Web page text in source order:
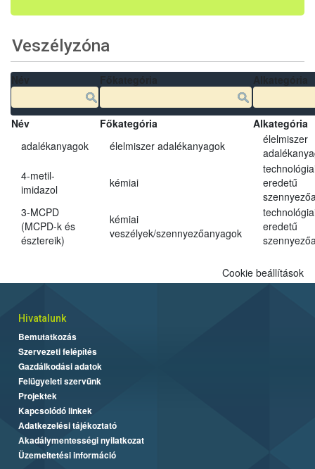
Veszélyzóna
Név Főkategória
Alkategória
adalékanyagok
élelmiszer adalékanyagok
élelmiszer
4-metil-
imidazol
kémiai
eredetű
3-MCPD
(MCPD-k és
észtereik)
kémiai
veszélyek/szennyezőanyagok
eredetű
Cookie beállítások
Hivatalunk
Bemutatkozás
Szervezeti felépítés
Gazdálkodási adatok
Felügyeleti szervünk
Projektek
Kapcsolódó linkek
Adatkezelési tájékoztató
Akadálymentességi nyilatkozat
Üzemeltetési információ